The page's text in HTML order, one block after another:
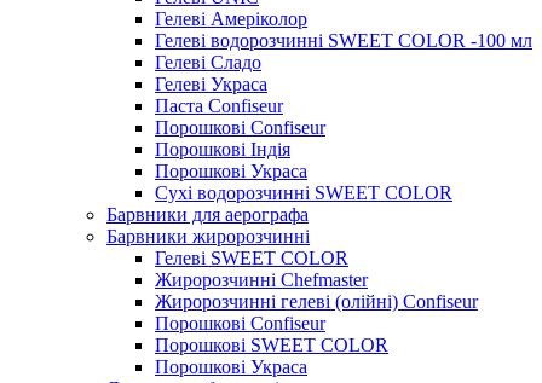
Гелеві Амеріколор
Гелеві водорозчинні SWEET COLOR -100 мл
Гелеві Сладо
Гелеві Украса
Паста Confiseur
Порошкові Confiseur
Порошкові Індія
Порошкові Украса
Сухі водорозчинні SWEET COLOR
Барвники для аерографа
Барвники жиророзчинні
Гелеві SWEET COLOR
Жиророзчинні Chefmaster
Жиророзчинні гелеві (олійні) Confiseur
Порошкові Confiseur
Порошкові SWEET COLOR
Порошкові Украса